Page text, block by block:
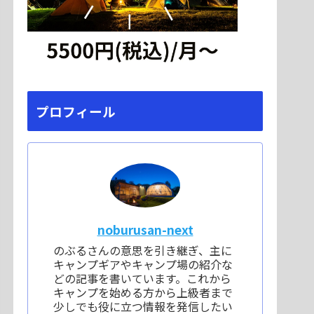
プロフィール
noburusan-next
のぶるさんの意思を引き継ぎ、主に
キャンプギアやキャンプ場の紹介な
どの記事を書いています。これから
キャンプを始める方から上級者まで
少しでも役に立つ情報を発信したい